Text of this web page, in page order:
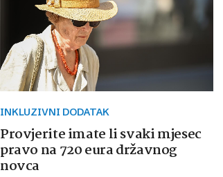
INKLUZIVNI DODATAK
Provjerite imate li svaki mjesec
pravo na 720 eura državnog
novca